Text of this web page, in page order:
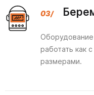
работать как
размерами.